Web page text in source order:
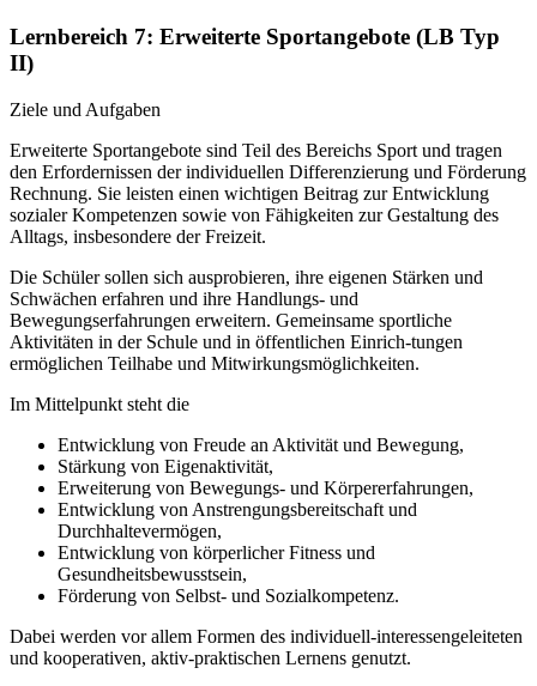
Lernbereich 7: Erweiterte Sportangebote (LB Typ
II)
Ziele und Aufgaben
Erweiterte Sportangebote sind Teil des Bereichs Sport und tragen
den Erfordernissen der individuellen Differenzierung und Förderung
Rechnung. Sie leisten einen wichtigen Beitrag zur Entwicklung
sozialer Kompetenzen sowie von Fähigkeiten zur Gestaltung des
Alltags, insbesondere der Freizeit.
Die Schüler sollen sich ausprobieren, ihre eigenen Stärken und
Schwächen erfahren und ihre Handlungs- und
Bewegungserfahrungen erweitern. Gemeinsame sportliche
Aktivitäten in der Schule und in öffentlichen Einrich-tungen
ermöglichen Teilhabe und Mitwirkungsmöglichkeiten.
Im Mittelpunkt steht die
Entwicklung von Freude an Aktivität und Bewegung,
Stärkung von Eigenaktivität,
Erweiterung von Bewegungs- und Körpererfahrungen,
Entwicklung von Anstrengungsbereitschaft und
Durchhaltevermögen,
Entwicklung von körperlicher Fitness und
Gesundheitsbewusstsein,
Förderung von Selbst- und Sozialkompetenz.
Dabei werden vor allem Formen des individuell-interessengeleiteten
und kooperativen, aktiv-praktischen Lernens genutzt.